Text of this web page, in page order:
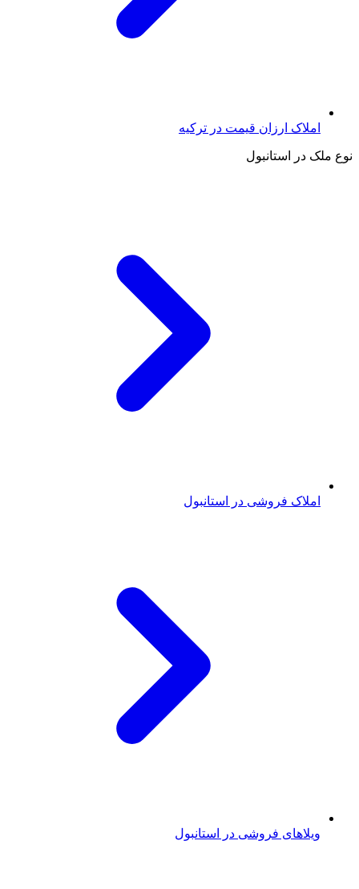
املاک ارزان قیمت در ترکیه
نوع ملک در استانبول
املاک فروشی در استانبول
ویلاهای فروشی در استانبول